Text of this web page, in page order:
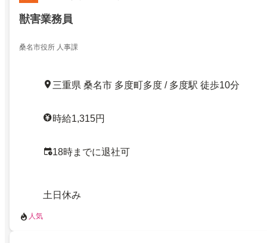
獣害業務員
桑名市役所 人事課
三重県 桑名市 多度町多度 / 多度駅 徒歩10分
時給1,315円
18時までに退社可
土日休み
人気